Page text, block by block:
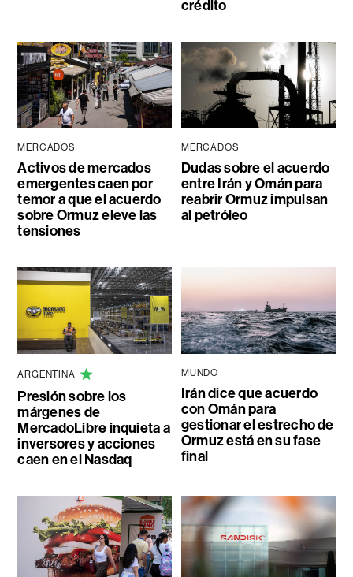
crédito
MERCADOS
Activos de mercados
emergentes caen por
temor a que el acuerdo
sobre Ormuz eleve las
tensiones
MERCADOS
Dudas sobre el acuerdo
entre Irán y Omán para
reabrir Ormuz impulsan
al petróleo
ARGENTINA
Presión sobre los
márgenes de
MercadoLibre inquieta a
inversores y acciones
caen en el Nasdaq
MUNDO
Irán dice que acuerdo
con Omán para
gestionar el estrecho de
Ormuz está en su fase
final